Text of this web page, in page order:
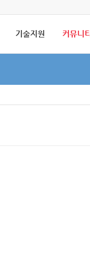
기술지원 커뮤니티